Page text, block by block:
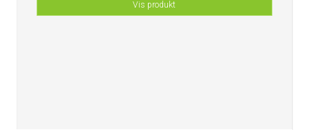
Vis produkt